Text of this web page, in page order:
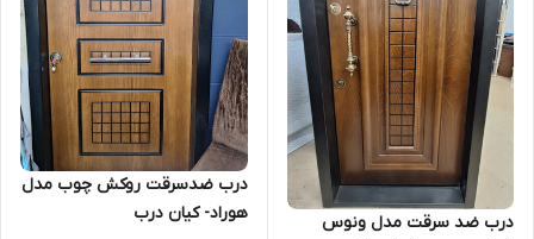
درب ضد سرقت مدل ونوس
درب ضدسرقت روکش چوب مدل
هوراد- کیان درب